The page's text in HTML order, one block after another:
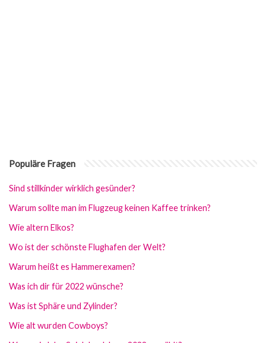
Populäre Fragen
Sind stillkinder wirklich gesünder?
Warum sollte man im Flugzeug keinen Kaffee trinken?
Wie altern Elkos?
Wo ist der schönste Flughafen der Welt?
Warum heißt es Hammerexamen?
Was ich dir für 2022 wünsche?
Was ist Sphäre und Zylinder?
Wie alt wurden Cowboys?